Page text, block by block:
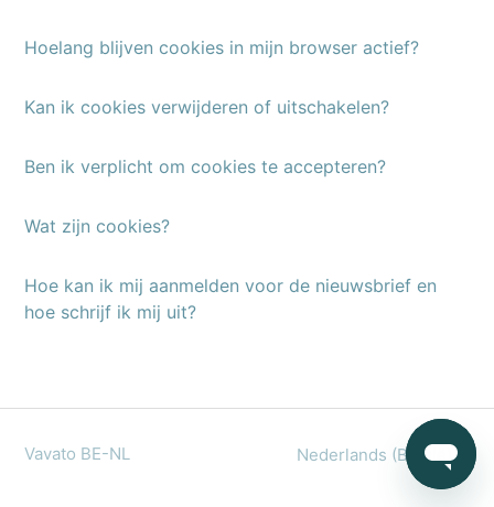
Hoelang blijven cookies in mijn browser actief?
Kan ik cookies verwijderen of uitschakelen?
Ben ik verplicht om cookies te accepteren?
Wat zijn cookies?
Hoe kan ik mij aanmelden voor de nieuwsbrief en
hoe schrijf ik mij uit?
Vavato BE-NL Nederlands (België)